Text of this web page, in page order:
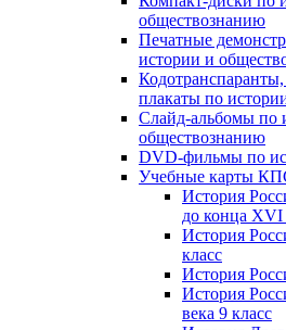
обществознанию
Печатные
истории и
плакаты по
Слайд-альбомы по
обществознанию
DVD-фильмы по
Учебные карты
История
до конца XVI
История
класс
История
История
века 9 класс